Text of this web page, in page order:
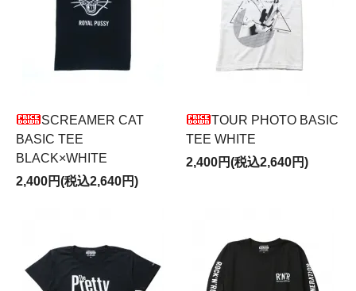
SCREAMER CAT
BASIC TEE
BLACK×WHITE
2,400円(税込2,640円)
TOUR PHOTO BASIC
TEE WHITE
2,400円(税込2,640円)